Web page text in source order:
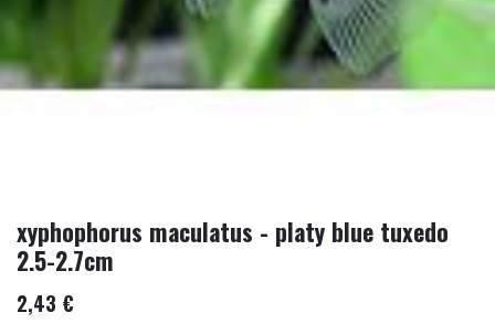
xyphophorus maculatus - platy blue tuxedo
2.5-2.7cm
2,43 €